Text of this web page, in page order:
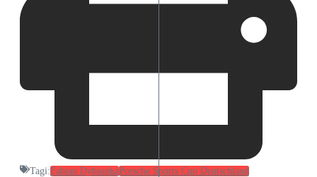
Tagi:Fabian DybionkaPorsche Sports Cup Deutschland